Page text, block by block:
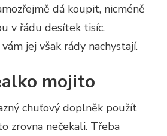
dá koupit, nicméně
v řádu desítek tisíc.
jej však rády nachystají.
mojito
chuťový doplněk použít
zrovna nečekali. Třeba